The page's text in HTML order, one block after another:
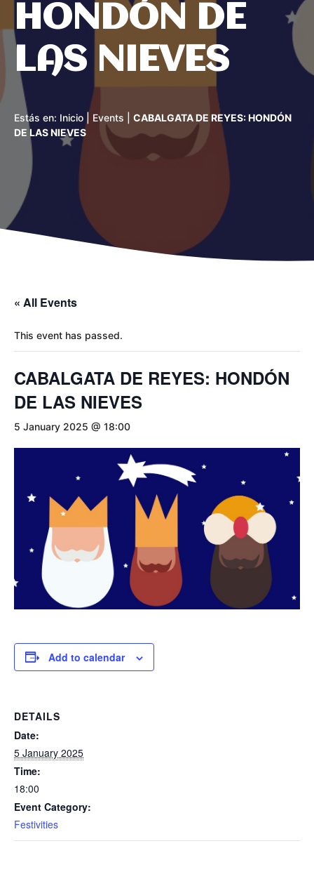
HONDÓN DE
LAS NIEVES
Estás en: Inicio | Events
CABALGATA DE REYES: HONDÓN
DE LAS NIEVES
« All Events
This event has passed.
CABALGATA DE REYES: HONDÓN
DE LAS NIEVES
5 January 2025 @ 18:00
Add to calendar
DETAILS
Date:
5 January 2025
Time:
18:00
Event Category:
Festivities